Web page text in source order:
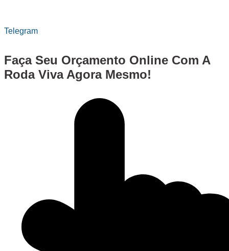
Telegram
Faça Seu Orçamento Online Com A
Roda Viva Agora Mesmo!